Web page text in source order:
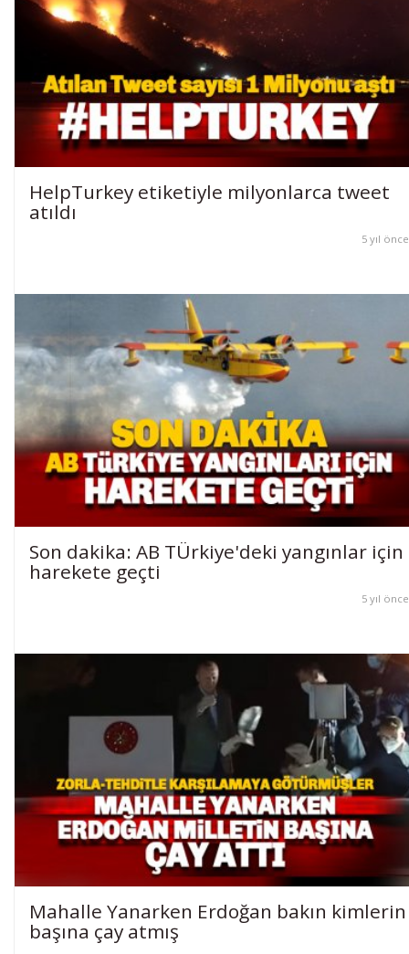
HelpTurkey etiketiyle milyonlarca tweet
atıldı
5 yıl önce
Son dakika: AB TÜrkiye'deki yangınlar için
harekete geçti
5 yıl önce
Mahalle Yanarken Erdoğan bakın kimlerin
başına çay atmış